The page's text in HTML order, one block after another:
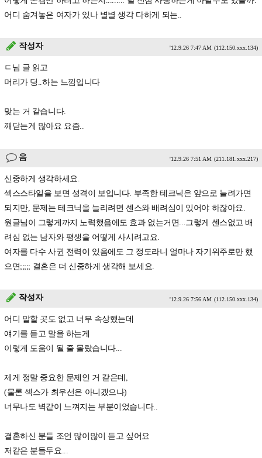
어디 숨겨놓은 여자가 있나 별별 생각 다하게 되는..
작성자 '12.9.26 7:47 AM (112.150.xxx.134)
ㄷ님 글 읽고
머리가 딩..하는 느낌입니다
맞는 거 같습니다.
깨닫는게 많아요 요즘..
음 '12.9.26 7:51 AM (211.181.xxx.217)
신중하게 생각하세요.
섹스스타일을 보면 성격이 보입니다. 부족한 테크닉은 앞으로 늘려가면
되지만, 문제는 테크닉을 늘리려면 센스와 배려심이 있어야 하잖아요.
원글님이 그렇게까지 노력했음에도 효과 없는거면...그렇게 센스없고 배
려심 없는 남자와 평생을 어떻게 사시려고요.
여자를 다수 사귄 전력이 있음에도 그 정도라니 얼마나 자기위주로만 했
으면;;;;; 결혼은 더 신중하게 생각해 보세요.
작성자 '12.9.26 7:56 AM (112.150.xxx.134)
어디 말할 곳도 없고 너무 속상했는데
얘기를 듣고 말을 하는게
이렇게 도움이 될 줄 몰랐습니다...
제게 정말 중요한 문제인 거 같은데,
(물론 섹스가 최우선은 아니겠으나)
너무나도 벽같이 느껴지는 부분이었습니다..
결혼하신 분들 조언 많이많이 듣고 싶어요
저같은 분들두요...